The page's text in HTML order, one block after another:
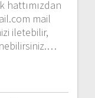
hattımızdan
mail
iletebilir,